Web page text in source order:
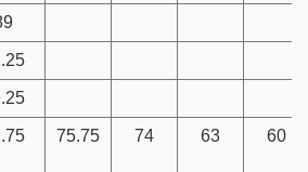
75.75 74 63 60